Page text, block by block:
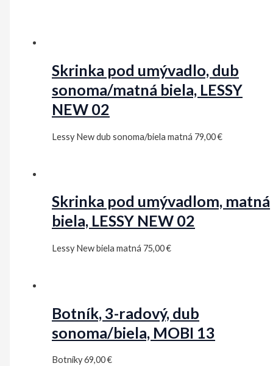
Skrinka pod umývadlo, dub
sonoma/matná biela, LESSY
NEW 02
Lessy New dub sonoma/biela matná 79,00€
Skrinka pod umývadlom, matná
biela, LESSY NEW 02
Lessy New biela matná 75,00€
Botník, 3-radový, dub
sonoma/biela, MOBI 13
Botníky69,00€